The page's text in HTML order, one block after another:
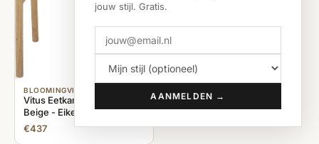
BLOOMINGVILLE
Vitus Eetkamerstoel -
Beige - Eiken
€437
jouw stijl. Gratis.
AANMELDEN →